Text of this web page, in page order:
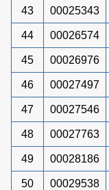
43 00025343
44 00026574
45 00026976
46 00027497
47 00027546
48 00027763
49 00028186
50 00029538